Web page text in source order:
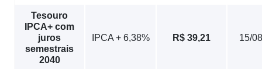
Tesouro
IPCA+ com
juros
semestrais
2040
IPCA + 6,38% R$ 39,21 15/